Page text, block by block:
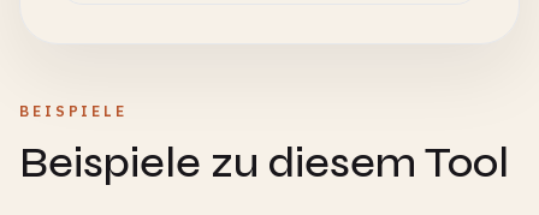
BEISPIELE
Beispiele zu diesem Tool